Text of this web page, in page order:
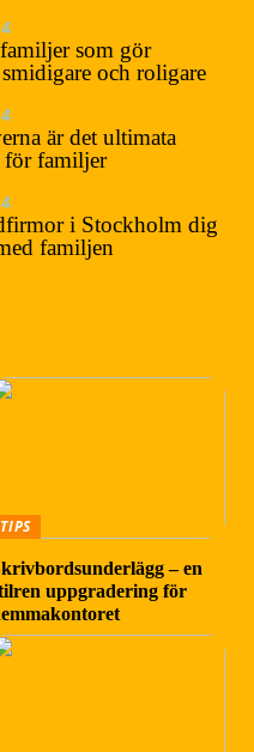
som gör
smidigare och roligare
är det ultimata
för familjer
i Stockholm dig
familjen
TIPS
– en
uppgradering för